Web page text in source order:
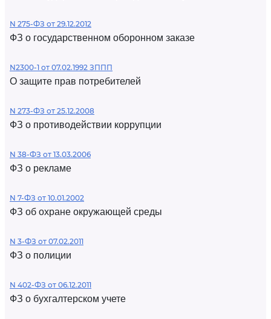
N 275-ФЗ от 29.12.2012
ФЗ о государственном оборонном заказе
N2300-1 от 07.02.1992 ЗППП
О защите прав потребителей
N 273-ФЗ от 25.12.2008
ФЗ о противодействии коррупции
N 38-ФЗ от 13.03.2006
ФЗ о рекламе
N 7-ФЗ от 10.01.2002
ФЗ об охране окружающей среды
N 3-ФЗ от 07.02.2011
ФЗ о полиции
N 402-ФЗ от 06.12.2011
ФЗ о бухгалтерском учете